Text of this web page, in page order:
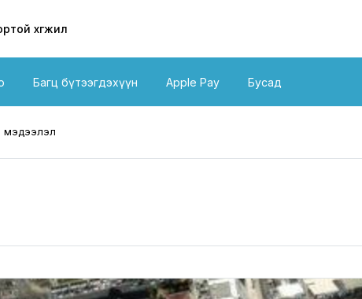
хөгжил
Багц бүтээгдэхүүн Apple Pay Бусад
мэдээлэл